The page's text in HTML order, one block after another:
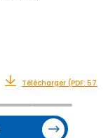
Télécharger (PDF: